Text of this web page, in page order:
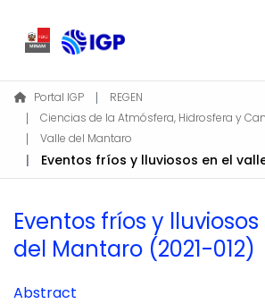
Home
About REGEN
Communities & Collections
Find
Portal IGP
REGEN
Valle del Mantaro
Eventos fríos y
del Mantaro (2021-012)
Abstract